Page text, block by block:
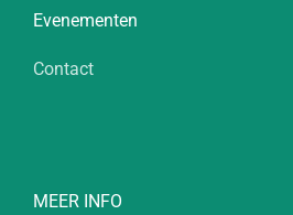
Evenementen
Contact
MEER INFO